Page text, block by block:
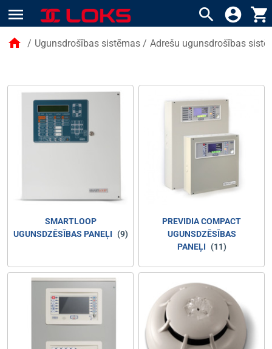
menu search account_circle shopping_cart
home / Ugunsdrošības sistēmas / Adrešu ugunsdrošības
SMARTLOOP
UGUNSDZĒSĪBAS PANEĻI
(9)
PREVIDIA COMPACT
UGUNSDZĒSĪBAS
PANEĻI
(11)